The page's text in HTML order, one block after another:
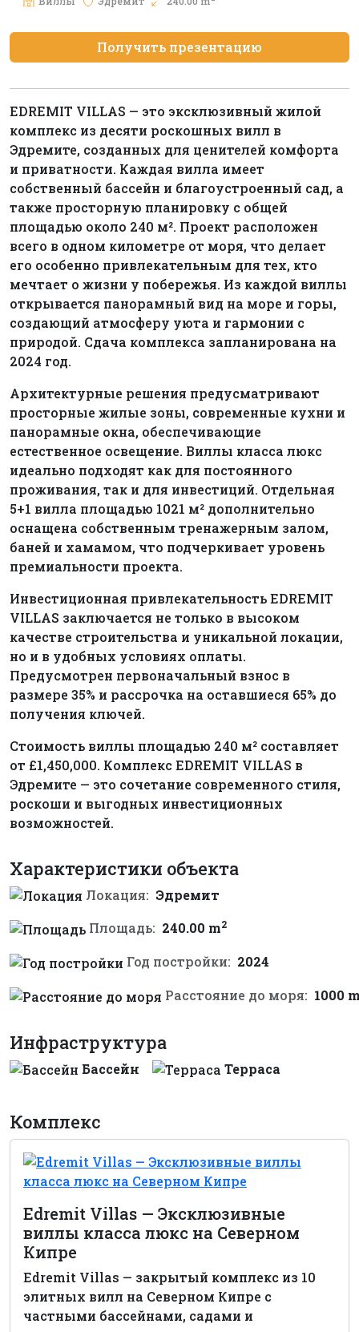
Получить презентацию
EDREMIT VILLAS — это эксклюзивный жилой
комплекс из десяти роскошных вилл в
Эдремите, созданных для ценителей комфорта
и приватности. Каждая вилла имеет
собственный бассейн и благоустроенный сад, а
также просторную планировку с общей
площадью около 240 м². Проект расположен
всего в одном километре от моря, что делает
его особенно привлекательным для тех, кто
мечтает о жизни у побережья. Из каждой виллы
открывается панорамный вид на море и горы,
создающий атмосферу уюта и гармонии с
природой. Сдача комплекса запланирована на
2024 год.
Архитектурные решения предусматривают
просторные жилые зоны, современные кухни и
панорамные окна, обеспечивающие
естественное освещение. Виллы класса люкс
идеально подходят как для постоянного
проживания, так и для инвестиций. Отдельная
5+1 вилла площадью 1021 м² дополнительно
оснащена собственным тренажерным залом,
баней и хамамом, что подчеркивает уровень
премиальности проекта.
Инвестиционная привлекательность EDREMIT
VILLAS заключается не только в высоком
качестве строительства и уникальной локации,
но и в удобных условиях оплаты.
Предусмотрен первоначальный взнос в
размере 35% и рассрочка на оставшиеся 65% до
получения ключей.
Стоимость виллы площадью 240 м² составляет
от £1,450,000. Комплекс EDREMIT VILLAS в
Эдремите — это сочетание современного стиля,
роскоши и выгодных инвестиционных
возможностей.
Характеристики объекта
Локация: Эдремит
Площадь: 240.00 m2
Год постройки: 2024
Расстояние до моря: 1000
Инфраструктура
Бассейн Терраса
Комплекс
Edremit Villas — Эксклюзивные
виллы класса люкс на Северном
Кипре
Edremit Villas — закрытый комплекс из 10
элитных вилл на Северном Кипре с
частными бассейнами, садами и